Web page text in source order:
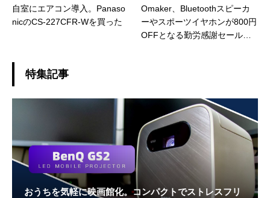
自室にエアコン導入。Panaso
nicのCS-227CFR-Wを買った
Omaker、Bluetoothスピーカ
ーやスポーツイヤホンが800円
OFFとなる勤労感謝セールを
特集記事
おうちを気軽に映画館化。コンパクトでストレスフリ